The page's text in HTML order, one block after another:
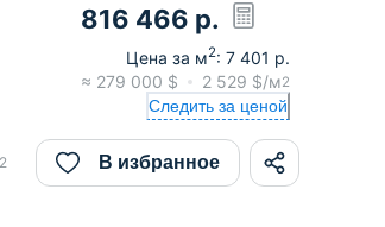
816 466 р.
Цена за м2: 7 401 р.
≈ 279 000 $ 2 529 $/м2
Следить за ценой
В избранное